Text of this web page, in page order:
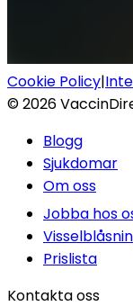
Cookie Policy|
©2026
Blogg
Sjukdomar
Om oss
Jobba hos
Prislista
Kontakta oss